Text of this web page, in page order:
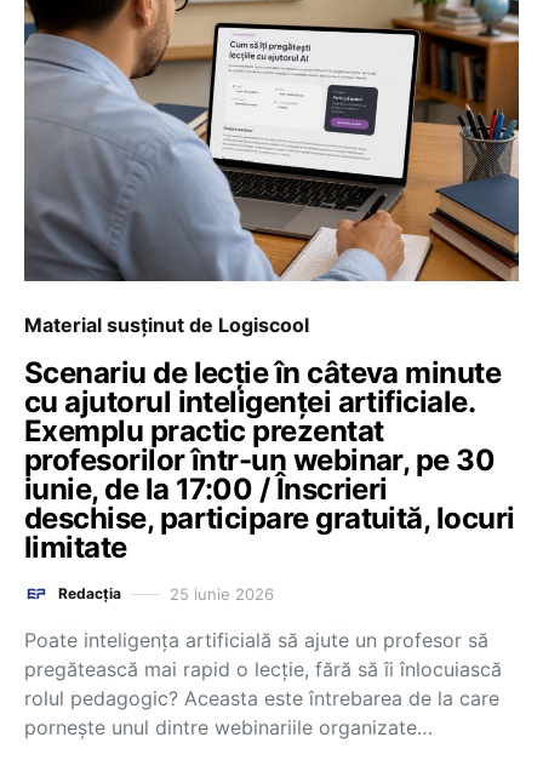
Material susținut de Logiscool
Scenariu de lecție în câteva minute
cu ajutorul inteligenței artificiale.
Exemplu practic prezentat
profesorilor într-un webinar, pe 30
iunie, de la 17:00 / Înscrieri
deschise, participare gratuită, locuri
limitate
Redacția 25 iunie 2026
Poate inteligența artificială să ajute un profesor să
pregătească mai rapid o lecție, fără să îi înlocuiască
rolul pedagogic? Aceasta este întrebarea de la care
pornește unul dintre webinariile organizate…